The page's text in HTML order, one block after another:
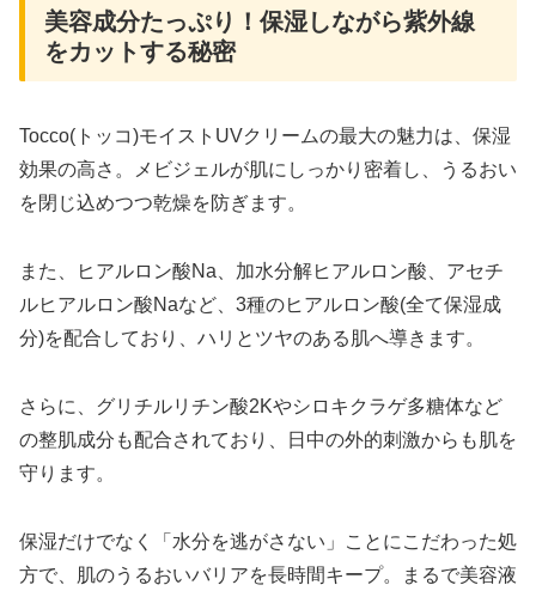
美容成分たっぷり！保湿しながら紫外線
をカットする秘密
Tocco(トッコ)モイストUVクリームの最大の魅力は、保湿
効果の高さ。メビジェルが肌にしっかり密着し、うるおい
を閉じ込めつつ乾燥を防ぎます。
また、ヒアルロン酸Na、加水分解ヒアルロン酸、アセチ
ルヒアルロン酸Naなど、3種のヒアルロン酸(全て保湿成
分)を配合しており、ハリとツヤのある肌へ導きます。
さらに、グリチルリチン酸2Kやシロキクラゲ多糖体など
の整肌成分も配合されており、日中の外的刺激からも肌を
守ります。
保湿だけでなく「水分を逃がさない」ことにこだわった処
方で、肌のうるおいバリアを長時間キープ。まるで美容液